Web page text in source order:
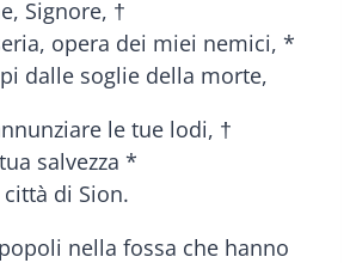
Signore, †
opera dei miei nemici, *
dalle soglie della morte,
le tue lodi, †
salvezza *
di Sion.
nella fossa che hanno